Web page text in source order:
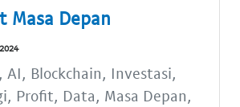
Masa Depan
AI, Blockchain, Investasi,
Profit, Data, Masa Depan,